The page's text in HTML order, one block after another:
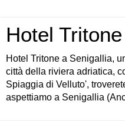
Hotel
Hotel Tritone a Senigallia,
città della riviera adriatica,
Spiaggia di Velluto',
aspettiamo a Senigallia